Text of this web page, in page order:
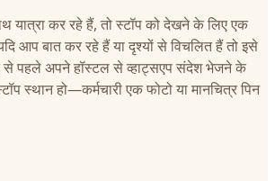
कर रहे हैं, तो स्टॉप को देखने के लिए एक
आप बात कर रहे हैं या दृश्यों से विचलित हैं तो इसे
से पहले अपने हॉस्टल से व्हाट्सएप संदेश भेजने के
स्थान हो—कर्मचारी एक फोटो या मानचित्र पिन